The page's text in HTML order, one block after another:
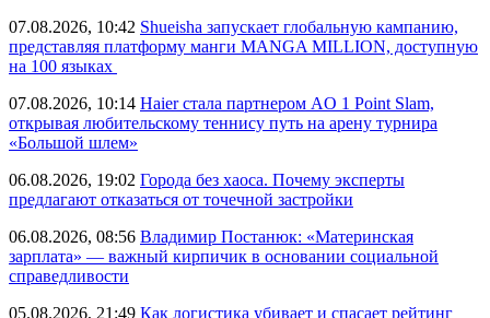
07.08.2026, 10:42 Shueisha запускает глобальную кампанию,
представляя платформу манги MANGA MILLION, доступную
на 100 языках
07.08.2026, 10:14 Haier стала партнером AO 1 Point Slam,
открывая любительскому теннису путь на арену турнира
«Большой шлем»
06.08.2026, 19:02 Города без хаоса. Почему эксперты
предлагают отказаться от точечной застройки
06.08.2026, 08:56 Владимир Постанюк: «Материнская
зарплата» — важный кирпичик в основании социальной
справедливости
05.08.2026, 21:49 Как логистика убивает и спасает рейтинг